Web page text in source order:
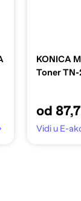
KONICA
Toner
od
Vidi u E-